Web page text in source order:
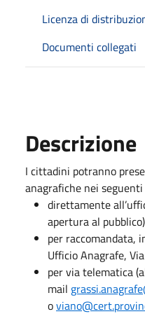
Licenza di
Documenti collegati
Descrizione
I cittadini potranno
anagrafiche nei
direttamente
apertura al pubblico)
per raccomandata,
Ufficio Anagrafe,
per via telematica
mail
o